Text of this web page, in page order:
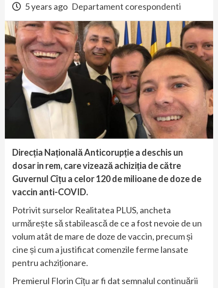
5 years ago Departament corespondenti
Direcția Națională Anticorupție a deschis un
dosar in rem, care vizează achiziția de către
Guvernul Cîțu a celor 120 de milioane de doze de
vaccin anti-COVID.
Potrivit surselor Realitatea PLUS, ancheta
urmărește să stabilească de ce a fost nevoie de un
volum atât de mare de doze de vaccin, precum și
cine și cum a justificat comenzile ferme lansate
pentru achziționare.
Premierul Florin Cîțu ar fi dat semnalul continuării